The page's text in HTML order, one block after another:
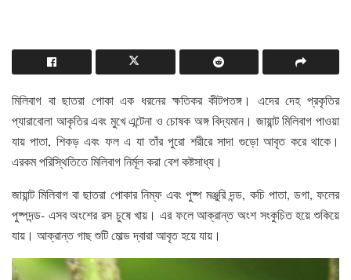
মিলিবাগ বা ছাতরা পোকা এক ধরনের ক্ষতিকর কীটপতঙ্গ। এদের দেহ প্রকৃতির
প্যারাবোলা আকৃতির এবং মুখে এন্টেনা ও চোষক অঙ্গ বিদ্যমান। জায়ান্ট মিলিবাগ পাওয়া
যায় পাতা, শিকড় এবং ফল এ যা তাঁর পুরো শরীরে সাদা গুড়ো আবৃত করে থাকে।
এরকম পরিস্থিতিতে মিলিবাগ নির্মূল করা বেশ কষ্টসাধ্য।
জায়ান্ট মিলিবাগ বা ছাতরা পোকার নিম্ফ এবং পুষ্প মঞ্জুরি দন্ড, কচি পাতা, ডগা, ফলের
পুষ্পদন্ড- এসব অংশের রস চুষে খায়। এর ফলে আক্রান্ত অংশ সংকুচিত হয়ে শুকিয়ে
যায়। আক্রান্ত গাছ শুটি মোল্ড দ্বারা আবৃত হয়ে যায়।